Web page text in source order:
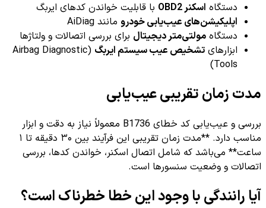
دستگاه اسکنر OBD2
با قابلیت خواندن کدهای ایربگ
اپلیکیشن‌های عیب‌یابی خودرو مانند AiDiag
دستگاه مولتی‌متر دیجیتال برای بررسی اتصالات و ولتاژها
ابزارهای تشخیص عیب سیستم ایربگ (Airbag Diagnostic
Tools)
مدت زمان تقریبی عیب‌یابی
بررسی و عیب‌یابی کد خطای B1736 معمولاً نیاز به دقت و ابزار
مناسب دارد. **مدت زمان تقریبی این فرآیند بین ۳۰ دقیقه تا ۱
ساعت** می‌باشد که شامل اتصال اسکنر، خواندن کدها، بررسی
اتصالات و وضعیت سنسورها است.
آیا رانندگی با وجود این خطا خطرناک است؟